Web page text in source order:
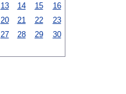
13 14 15
16
20 21 22
23
27 28 29
30